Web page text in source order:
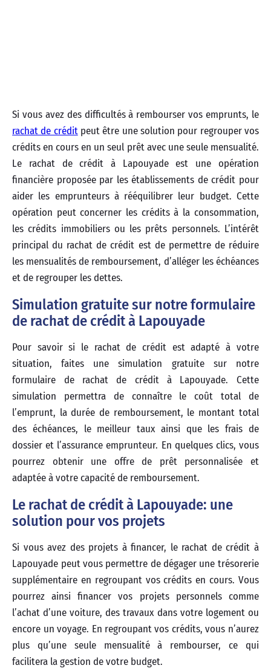
Si vous avez des difficultés à rembourser vos emprunts, le
rachat de créditpeut être une solution pour regrouper vos
crédits en cours en un seul prêt avec une seule mensualité.
Le rachat de crédit à Lapouyade est une opération
financière proposée par les établissements de crédit pour
aider les emprunteurs à rééquilibrer leur budget. Cette
opération peut concerner les crédits à la consommation,
les crédits immobiliers ou les prêts personnels. L’intérêt
principal du rachat de crédit est de permettre de réduire
les mensualités de remboursement, d’alléger les échéances
et de regrouper les dettes.
Simulation gratuite sur notre formulaire
de rachat de crédit à Lapouyade
Pour savoir si le rachat de crédit est adapté à votre
situation, faites une simulation gratuite sur notre
formulaire de rachat de crédit à Lapouyade. Cette
simulation permettra de connaître le coût total de
l’emprunt, la durée de remboursement, le montant total
des échéances, le meilleur taux ainsi que les frais de
dossier et l’assurance emprunteur. En quelques clics, vous
pourrez obtenir une offre de prêt personnalisée et
adaptée à votre capacité de remboursement.
Le rachat de crédit à Lapouyade: une
solution pour vos projets
Si vous avez des projets à financer, le rachat de crédit à
Lapouyade peut vous permettre de dégager une trésorerie
supplémentaire en regroupant vos crédits en cours. Vous
pourrez ainsi financer vos projets personnels comme
l’achat d’une voiture, des travaux dans votre logement ou
encore un voyage. En regroupant vos crédits, vous n’aurez
plus qu’une seule mensualité à rembourser, ce qui
facilitera la gestion de votre budget.